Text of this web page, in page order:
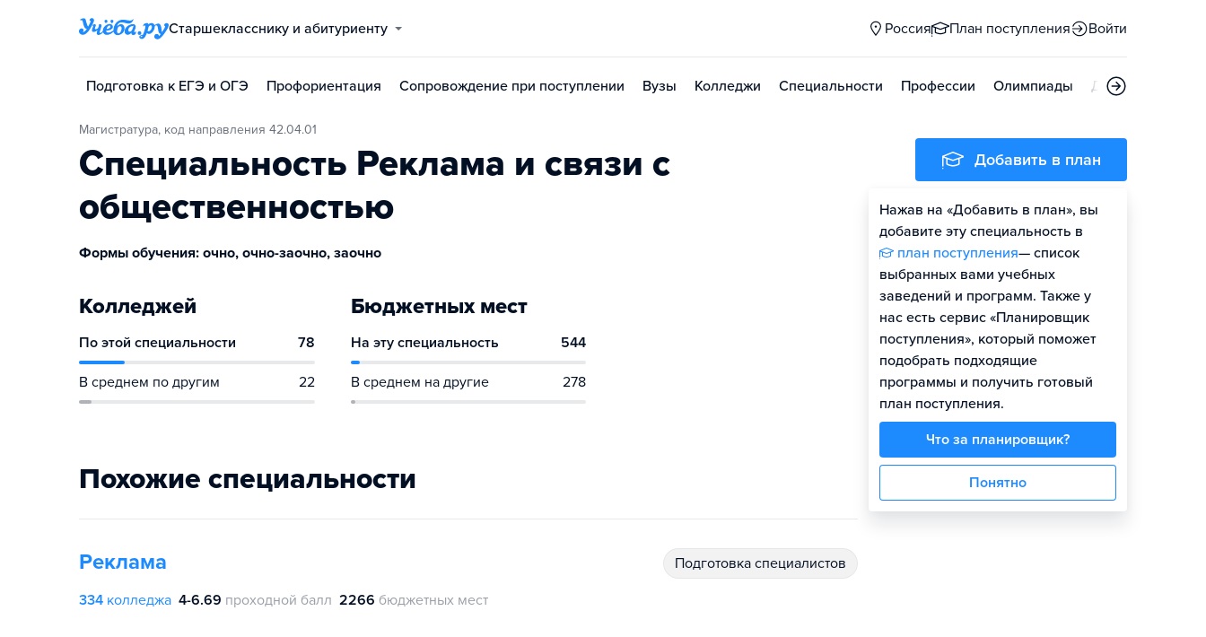
Старшекласснику и абитуриенту Россия План поступления Войти
Подготовка к ЕГЭ и ОГЭ Профориентация Сопровождение при поступлении Вузы Колледжи Специальности Профессии Олимпиады Дни открытых
Магистратура, код направления 42.04.01
Специальность Реклама и связи с
общественностью
Формы обучения: очно, очно-заочно, заочно
Колледжей
По этой специальности 78
В среднем по другим 22
Бюджетных мест
На эту специальность 544
В среднем на другие 278
Похожие специальности
Реклама подготовка специалистов
334 колледжа 4-6.69 проходной балл 2266 бюджетных мест
Добавить в план
Нажав на «Добавить в план», вы
добавите эту специальность в
план поступления— список
выбранных вами учебных
заведений и программ. Также у
нас есть сервис «Планировщик
поступления», который поможет
подобрать подходящие
программы и получить готовый
план поступления.
Что за планировщик?
Понятно